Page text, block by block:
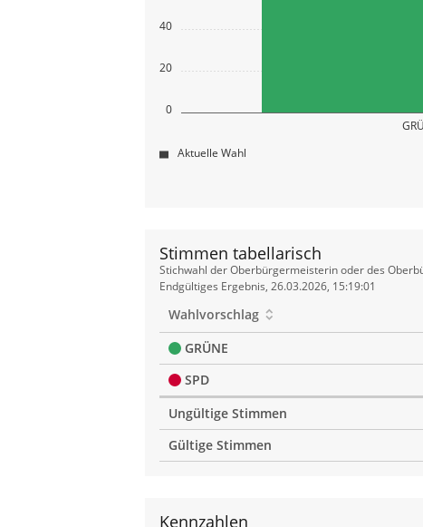
0
20
40
Aktuelle Wahl
Stimmen tabellarisch
Stimmen
tabellarisch
Stichwahl der Oberbürgermeisterin oder des
Endgültiges Ergebnis, 26.03.2026, 15:19:01
Wahlvorschlag
GRÜNE
SPD
Ungültige Stimmen
Gültige Stimmen
Kennzahlen